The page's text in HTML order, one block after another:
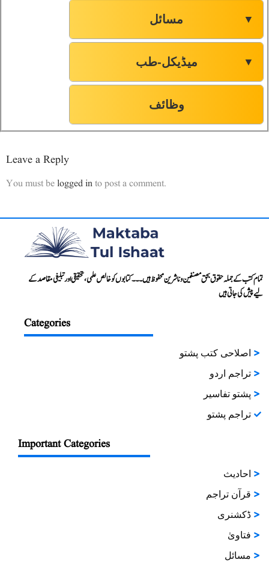
مسائل ▼
میڈیکل-طب ▼
وظائف
Leave a Reply
You must belogged into post a comment.
تمام کتب کے جملہ حقوق بحق مصنفین و ناشرین محفوظ ہیں۔۔۔ کتابوں کو خالص علمی، تحقیقی اور تبلیغی مقاصد کے
لیے پیش کی جاتی ہیں
Categories
اصلاحی کتب پشتو
تراجم اردو
پشتو تفاسیر
تراجم پشتو
Important Categories
احادیث
قرآن تراجم
ڈکشنری
فتاویٰ
مسائل